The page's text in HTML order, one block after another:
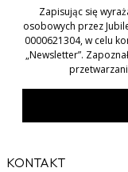
Zapisując się
osobowych przez
0000621304, w celu
„Newsletter”.
KONTAKT